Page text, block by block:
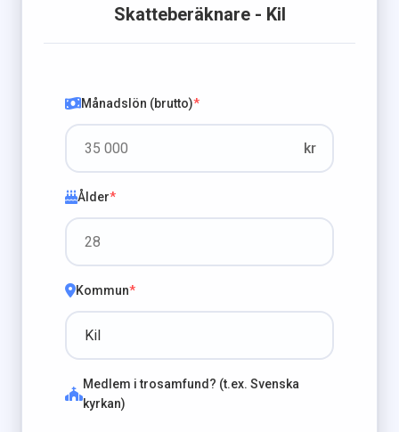
Skatteberäknare - Kil
Månadslön (brutto)*
kr
Ålder*
Kommun*
Medlem i trosamfund? (t.ex. Svenska
kyrkan)